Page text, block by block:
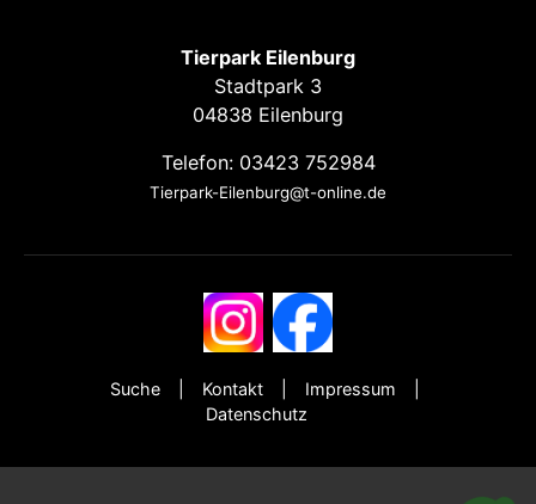
Tierpark Eilenburg
Stadtpark 3
04838 Eilenburg
Telefon: 03423 752984
Tierpark-Eilenburg@t-online.de
Suche Kontakt
Impressum
Datenschutz